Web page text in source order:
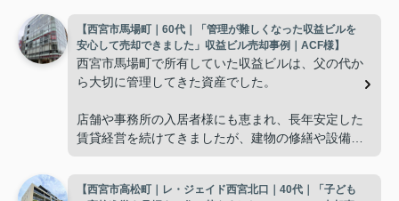
使わない部屋が増え、
「今の私たちには少し広すぎるね。」
掃除や管理の負担も考え、夫婦二人にちょうど良い
【西宮市馬場町｜60代｜「管理が難しくなった収益ビルを
安心して売却できました」収益ビル売却事例｜ACF様】
西宮市馬場町で所有していた収益ビルは、父の代か
ら大切に管理してきた資産でした。
店舗や事務所の入居者様にも恵まれ、長年安定した
賃貸経営を続けてきましたが、建物の修繕や設備更
子どもたちはそれぞれ別の仕事に就いており、
【西宮市高松町｜レ・ジェイド西宮北口｜40代｜「子ども